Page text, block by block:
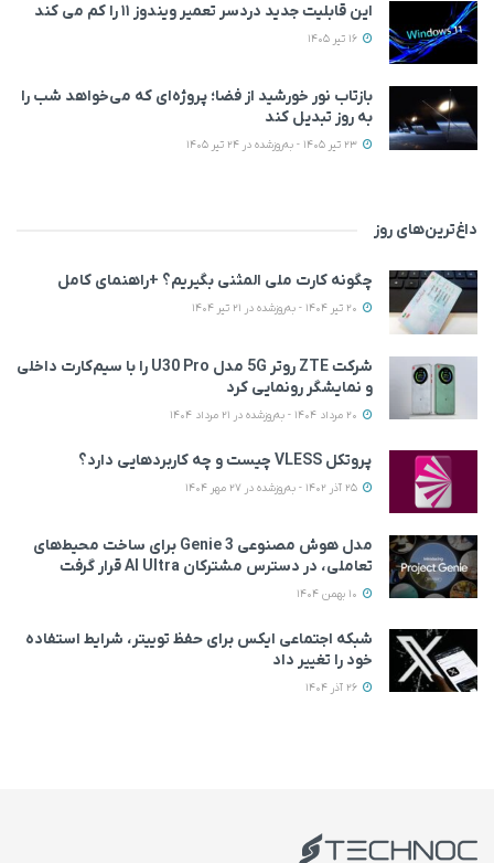
این قابلیت جدید دردسر تعمیر ویندوز ۱۱ را کم می کند
بازتاب نور خورشید از فضا؛ پروژه‌ای که می‌خواهد شب را
به روز تبدیل کند
داغ‌ترین‌های روز
چگونه کارت ملی المثنی بگیریم؟ +راهنمای کامل
شرکت ZTE روتر 5G مدل U30 Pro را با سیم‌کارت داخلی
و نمایشگر رونمایی کرد
پروتکل VLESS چیست و چه کاربردهایی دارد؟
مدل هوش مصنوعی Genie 3 برای ساخت محیط‌های
تعاملی، در دسترس مشترکان AI Ultra قرار گرفت
شبکه اجتماعی ایکس برای حفظ توییتر، شرایط استفاده
خود را تغییر داد